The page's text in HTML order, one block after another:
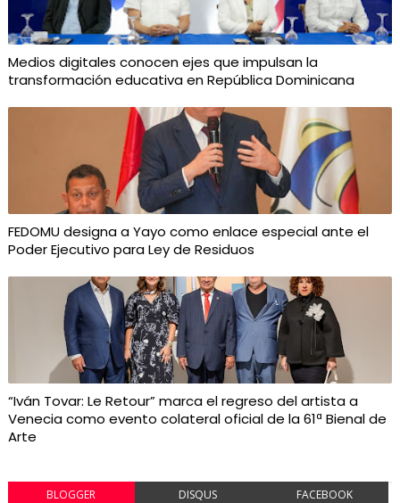
Medios digitales conocen ejes que impulsan la
transformación educativa en República Dominicana
FEDOMU designa a Yayo como enlace especial ante el
Poder Ejecutivo para Ley de Residuos
“Iván Tovar: Le Retour” marca el regreso del artista a
Venecia como evento colateral oficial de la 61ª Bienal de
Arte
BLOGGER DISQUS FACEBOOK